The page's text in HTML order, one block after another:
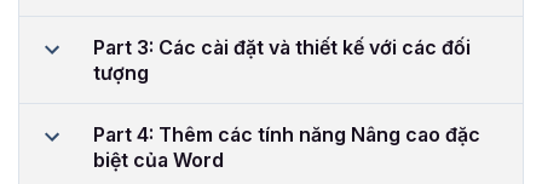
Part 3: Các cài đặt và thiết kế với các đối
tượng
Part 4: Thêm các tính năng Nâng cao đặc
biệt của Word